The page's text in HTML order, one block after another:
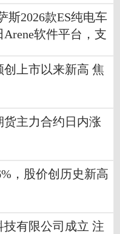
斯2026款ES纯电车
软件平台，支
上市以来新高 焦
货主力合约日内涨
，股价创历史新高
技有限公司成立 注